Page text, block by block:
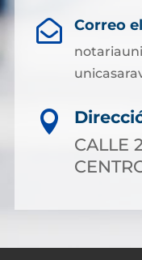
 Correo

CALLE